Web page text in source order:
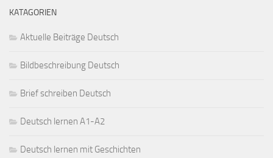
KATAGORIEN
Aktuelle Beiträge Deutsch
Bildbeschreibung Deutsch
Brief schreiben Deutsch
Deutsch lernen A1-A2
Deutsch lernen mit Geschichten